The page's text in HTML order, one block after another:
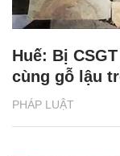
PHÁP LUẬT
Huế: Bị
cùng gỗ lậu